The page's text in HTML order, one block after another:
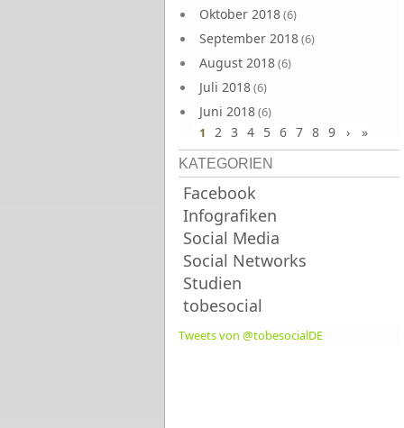
Oktober 2018(6)
September 2018(6)
August 2018(6)
Juli 2018(6)
Juni 2018(6)
1
2 3 4 5 6 7 8 9 › »
KATEGORIEN
Facebook
Infografiken
Social Media
Social Networks
Studien
tobesocial
Tweets von @tobesocialDE